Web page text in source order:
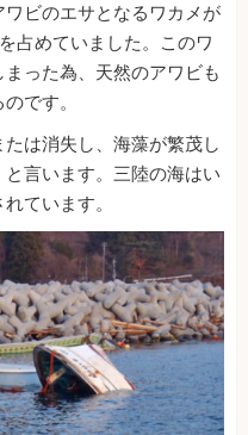
ビのエサとなるワカメが
占めていました。このワ
った為、天然のアワビも
です。
は消失し、海藻が繁茂し
言います。三陸の海はい
ています。